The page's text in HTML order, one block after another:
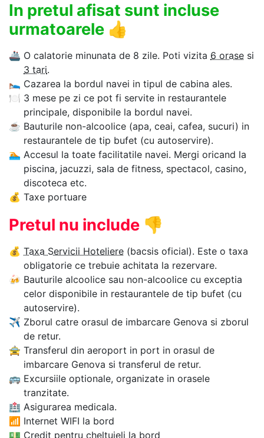
In pretul afisat sunt incluse
urmatoarele 👍
🚢 O calatorie minunata de 8 zile. Poti vizita 6 orase si
3 tari.
🛌 Cazarea la bordul navei in tipul de cabina ales.
🍽 3 mese pe zi ce pot fi servite in restaurantele
principale, disponibile la bordul navei.
☕ Bauturile non-alcoolice (apa, ceai, cafea, sucuri) in
restaurantele de tip bufet (cu autoservire).
🏊‍ Accesul la toate facilitatile navei. Mergi oricand la
piscina, jacuzzi, sala de fitness, spectacol, casino,
discoteca etc.
💰 Taxe portuare
Pretul nu include 👎
💰 Taxa Servicii Hoteliere (bacsis oficial). Este o taxa
obligatorie ce trebuie achitata la rezervare.
🍻 Bauturile alcoolice sau non-alcoolice cu exceptia
celor disponibile in restaurantele de tip bufet (cu
autoservire).
✈ Zborul catre orasul de imbarcare Genova si zborul
de retur.
🚖 Transferul din aeroport in port in orasul de
imbarcare Genova si transferul de retur.
🚌 Excursiile optionale, organizate in orasele
tranzitate.
🏥 Asigurarea medicala.
📶 Internet WIFI la bord
💵 Credit pentru cheltuieli la bord